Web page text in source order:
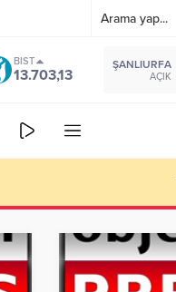
BIST
13.703,13
ŞANLIURFA
AÇIK